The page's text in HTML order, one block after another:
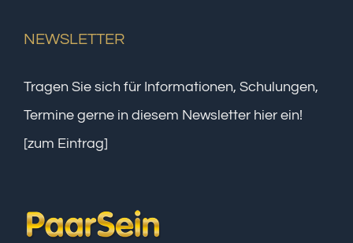
NEWSLETTER
Tragen Sie sich für Informationen, Schulungen,
Termine gerne in diesem Newsletter hier ein!
[zum Eintrag]